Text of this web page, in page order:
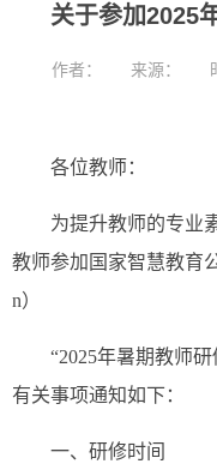
关于参加2025
作者： 来源：
各位教师：
为提升教师的专业
教师参加国家智慧教育
n）
“2025年暑期教师
有关事项通知如下：
一、研修时间